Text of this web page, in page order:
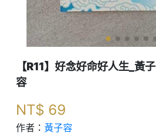
【R11】好念好命好人生_黃子
容
NT$ 69
作者： 黃子容